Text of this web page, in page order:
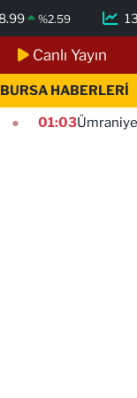
%2.59
Canlı Yayın
BURSA HABERLERİ
Mardin